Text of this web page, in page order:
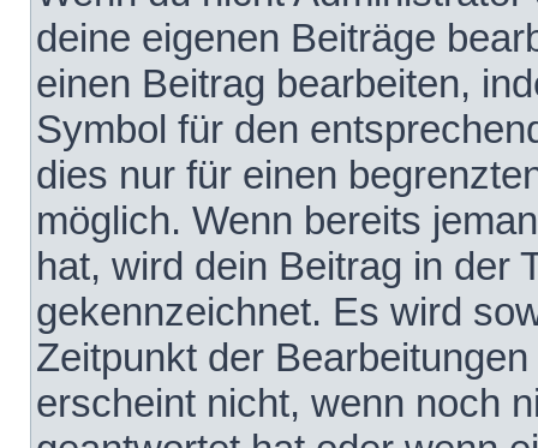
deine eigenen Beiträge
einen Beitrag bearbeiten,
Symbol für den
dies nur für einen
möglich. Wenn bereits
hat, wird dein Beitrag in der
gekennzeichnet. Es wird
Zeitpunkt der
erscheint nicht, wenn noch